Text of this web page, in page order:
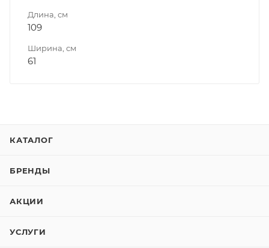
Длина, см
109
Ширина, см
61
КАТАЛОГ
БРЕНДЫ
АКЦИИ
УСЛУГИ